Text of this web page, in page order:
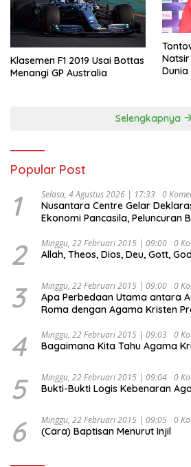
Klasemen F1 2019 Usai Bottas
Menangi GP Australia
Dunia
Selengkapnya
Popular Post
1 Selasa, 4 Agustus 2026 | 17:33 0
Nusantara Centre Gelar
Ekonomi Pancasila, Peluncuran
Ekonomi Politik Indonesia) &
“Urgensi Undang-Undang
Indonesia Emas 2045”,
2 Minggu, 22 Februari 2015 | 09:00 0
Allah, Theos, Dios, Deu, Gott,
3 Minggu, 22 Februari 2015 | 09:00 0
Apa Perbedaan Utama antara
Roma dengan Agama Kristen
4 Minggu, 22 Februari 2015 | 09:03 0
Bagaimana Kita Tahu Agama
5 Minggu, 22 Februari 2015 | 09:04 0
Bukti-Bukti Logis Kebenaran
6 Minggu, 22 Februari 2015 | 09:05 0
(Cara) Baptisan Menurut Injil